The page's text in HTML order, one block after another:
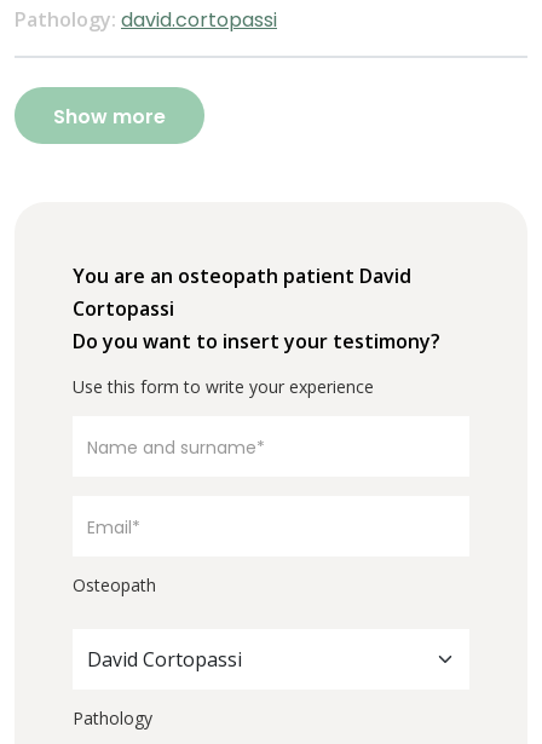
Pathology: david.cortopassi
Show more
You are an osteopath patient David
Cortopassi
Do you want to insert your testimony?
Use this form to write your experience
Osteopath
David Cortopassi
Pathology